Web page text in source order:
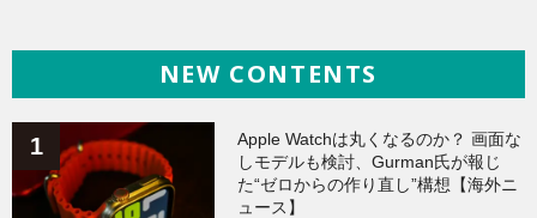
ヘルスケア（140）
Galaxy（136） （136）
ワークアウト（131）
NEW CONTENTS
Apple Watchは丸くなるのか？ 画面な
しモデルも検討、Gurman氏が報じ
た“ゼロからの作り直し”構想【海外ニ
ュース】